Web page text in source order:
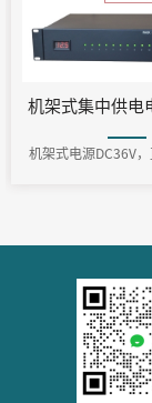
机架式电源DC36V